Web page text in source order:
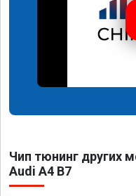
Чип тюнинг других
Audi A4 B7